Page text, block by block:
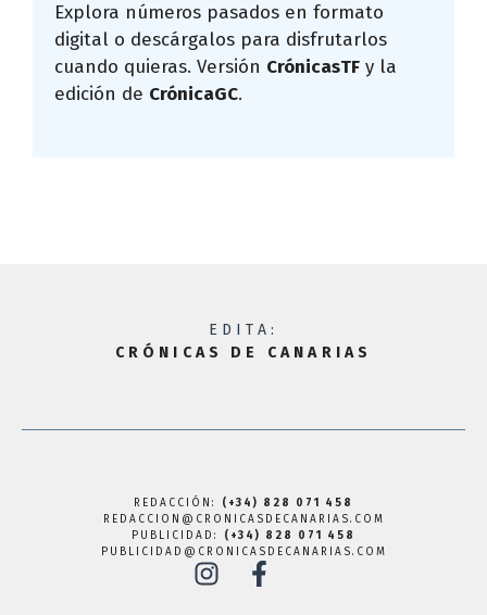
Explora números pasados en formato
digital o descárgalos para disfrutarlos
cuando quieras. Versión CrónicasTF y la
edición de CrónicaGC.
EDITA:
CRÓNICAS DE CANARIAS
REDACCIÓN: (+34) 828 071 458
REDACCION@CRONICASDECANARIAS.COM
PUBLICIDAD: (+34) 828 071 458
PUBLICIDAD@CRONICASDECANARIAS.COM